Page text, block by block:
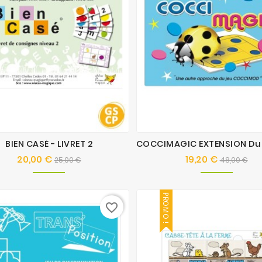
BIEN CASÉ - LIVRET 2
20,00 €Prix
de
25,00 €Prix 19,20 €Prix
de
48,00 €Prix
favorite_border PROMO !